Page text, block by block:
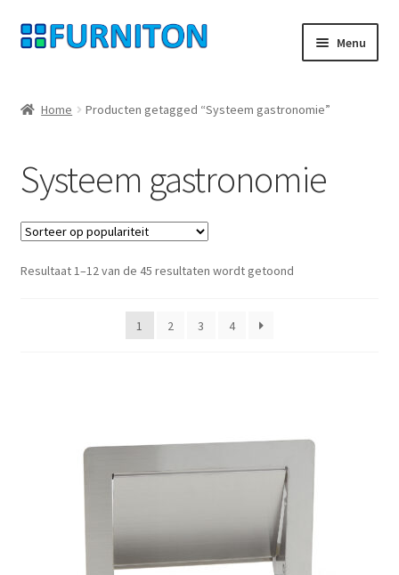
Ga
door
navigatie
Ga
naar
inhoud
Menu
Gegevensbescherming
Herroepingsrecht
Neem contact op met
Home Producten getagged “Systeem gastronomie”
Systeem gastronomie
Resultaat 1–12 van de 45 resultaten wordt getoondGesorteerd
1
2 3 4